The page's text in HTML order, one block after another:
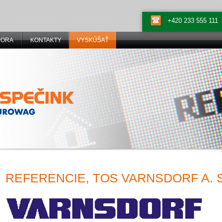
+420 233 555 111
KONTAKTY VYSKÚŠAŤ
REFERENCIE, TOS VARNSDORF A.